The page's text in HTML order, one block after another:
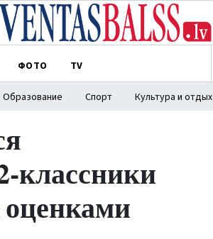
ФОТО TV
Образование Спорт Культура и отдых
классники